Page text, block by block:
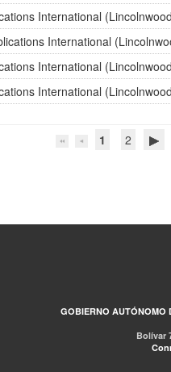
International
International
International
International
1 2
GOBIERNO AUTÓNOMO
Bolívar